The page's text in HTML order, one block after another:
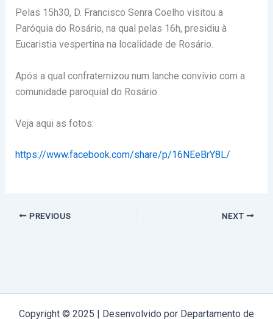
Pelas 15h30, D. Francisco Senra Coelho visitou a
Paróquia do Rosário, na qual pelas 16h, presidiu à
Eucaristia vespertina na localidade de Rosário.
Após a qual confraternizou num lanche convívio com a
comunidade paroquial do Rosário.
Veja aqui as fotos:
https://www.facebook.com/share/p/16NEeBrY8L/
PREVIOUS NEXT
Copyright © 2025 | Desenvolvido por Departamento de